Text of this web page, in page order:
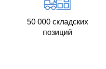
50 000 складских
позиций